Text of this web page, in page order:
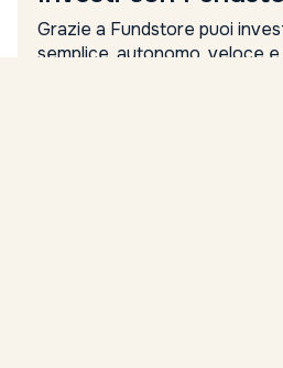
Grazie a Fundstore puoi
semplice, autonomo, veloce